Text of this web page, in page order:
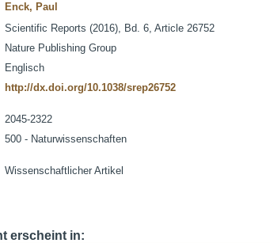
Enck, Paul
Scientific Reports (2016), Bd. 6, Article 26752
Nature Publishing Group
Englisch
http://dx.doi.org/10.1038/srep26752
2045-2322
500 - Naturwissenschaften
Wissenschaftlicher Artikel
erscheint in: